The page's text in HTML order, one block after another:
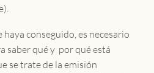
haya conseguido, es necesario
saber qué y por qué está
se trate de la emisión